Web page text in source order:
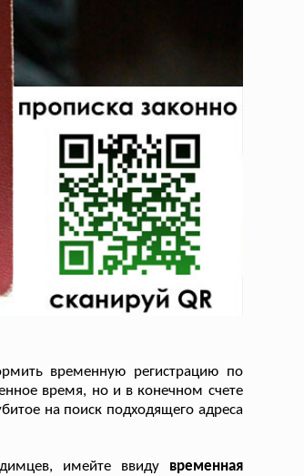
временную регистрацию по
время, но и в конечном счете
на поиск подходящего адреса
имейте ввиду временная